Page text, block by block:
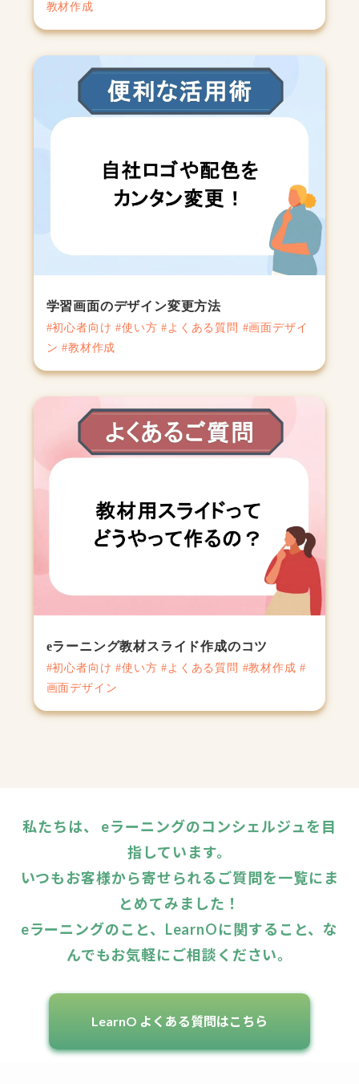
教材作成
学習画面のデザイン変更方法
#初心者向け #使い方 #よくある質問 #画面デザイ
ン #教材作成
eラーニング教材スライド作成のコツ
#初心者向け #使い方 #よくある質問 #教材作成 #
画面デザイン
私たちは、 eラーニングのコンシェルジュを目
指しています。
いつもお客様から寄せられるご質問を一覧にま
とめてみました！
eラーニングのこと、LearnOに関すること、な
んでもお気軽にご相談ください。
LearnO よくある質問はこちら